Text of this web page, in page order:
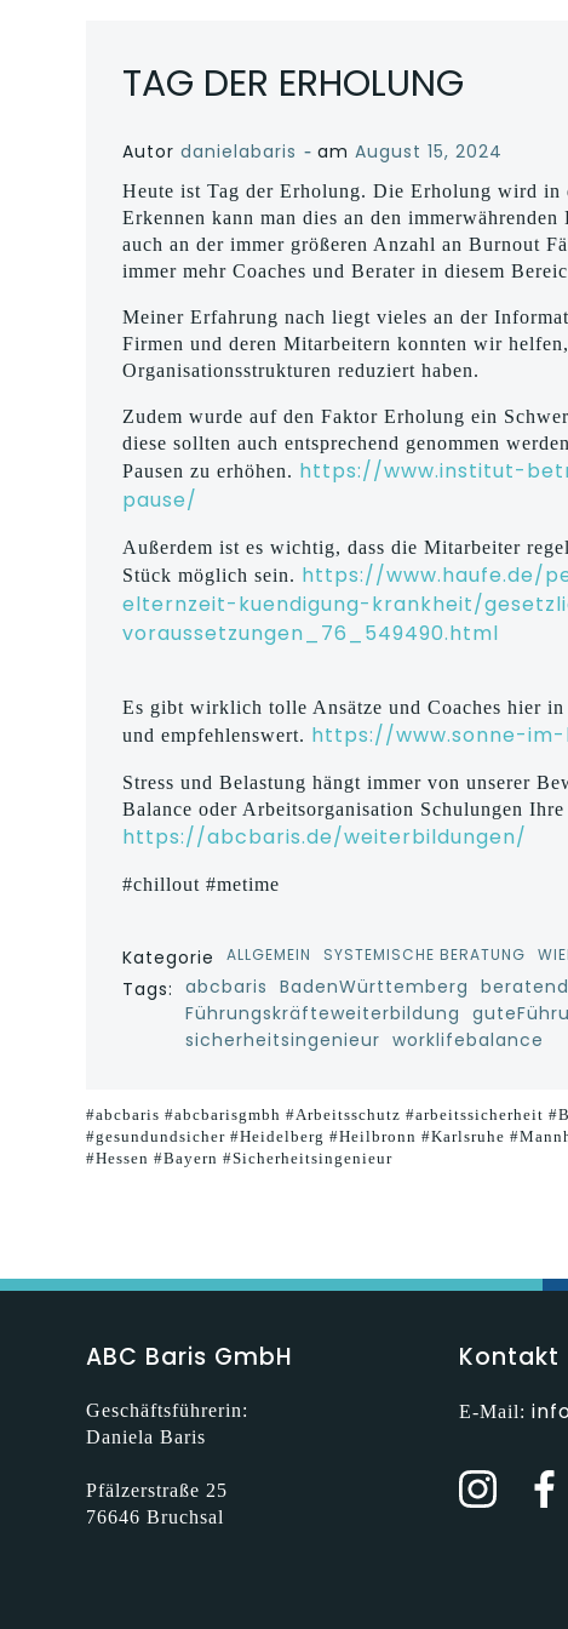
TAG DER ERHOLUNG
Autor danielabaris - am August 15, 2024
Heute ist Tag der Erholung. Die Erholung wird
Erkennen kann man dies an den
auch an der immer größeren Anzahl an Burnout
immer mehr Coaches und Berater in diesem
Meiner Erfahrung nach liegt vieles an der
Firmen und deren Mitarbeitern konnten wir
Organisationsstrukturen reduziert haben.
Zudem wurde auf den Faktor Erholung ein
diese sollten auch entsprechend genommen
Pausen zu erhöhen. https://www.institut-
pause/
Außerdem ist es wichtig, dass die Mitarbeiter
Stück möglich sein. https://www.haufe.de/
elternzeit-kuendigung-krankheit/
voraussetzungen_76_549490.html
Es gibt wirklich tolle Ansätze und Coaches hier
und empfehlenswert. https://www.sonne-
Stress und Belastung hängt immer von unserer
Balance oder Arbeitsorganisation Schulungen
https://abcbaris.de/weiterbildungen/
#chillout #metime
Kategorie ALLGEMEIN SYSTEMISCHE BERATUNG
Tags: abcbaris BadenWürttemberg
Führungskräfteweiterbildung
sicherheitsingenieur worklifebalance
#abcbaris #abcbarisgmbh #Arbeitsschutz #arbeitssicherheit
#gesundundsicher #Heidelberg #Heilbronn #Karlsruhe
#Hessen #Bayern #Sicherheitsingenieur
ABC Baris GmbH
Geschäftsführerin:
Daniela Baris
Pfälzerstraße 25
76646 Bruchsal
Kontakt
E-Mail: